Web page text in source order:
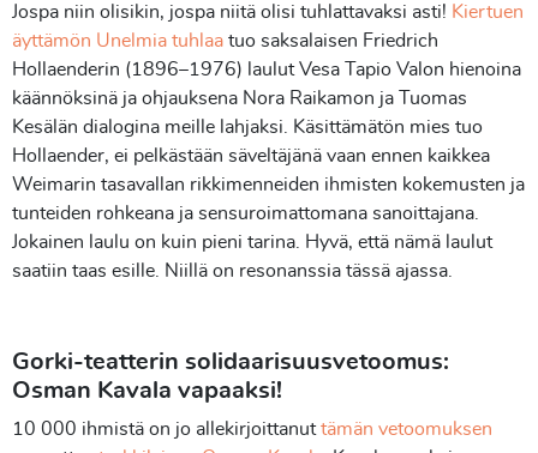
Jospa niin olisikin, jospa niitä olisi tuhlattavaksi asti! Kiertuen
äyttämön Unelmia tuhlaa tuo saksalaisen Friedrich
Hollaenderin (1896–1976) laulut Vesa Tapio Valon hienoina
käännöksinä ja ohjauksena Nora Raikamon ja Tuomas
Kesälän dialogina meille lahjaksi. Käsittämätön mies tuo
Hollaender, ei pelkästään säveltäjänä vaan ennen kaikkea
Weimarin tasavallan rikkimenneiden ihmisten kokemusten ja
tunteiden rohkeana ja sensuroimattomana sanoittajana.
Jokainen laulu on kuin pieni tarina. Hyvä, että nämä laulut
saatiin taas esille. Niillä on resonanssia tässä ajassa.
Gorki-teatterin solidaarisuusvetoomus:
Osman Kavala vapaaksi!
10 000 ihmistä on jo allekirjoittanuttämän vetoomuksen